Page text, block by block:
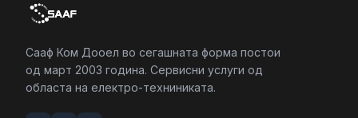
Сааф Ком Дооел во сегашната форма постои
од март 2003 година. Сервисни услуги од
областа на електро-техниниката.